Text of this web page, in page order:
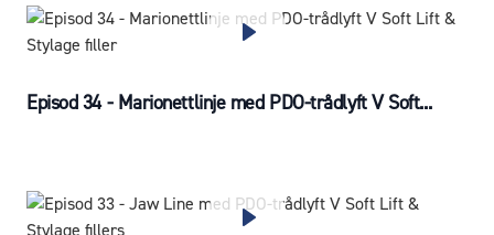
Episod 34 - Marionettlinje med PDO-trådlyft V Soft...